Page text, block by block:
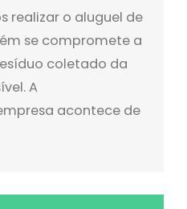
realizar o aluguel de
se compromete a
coletado da
A
acontece de